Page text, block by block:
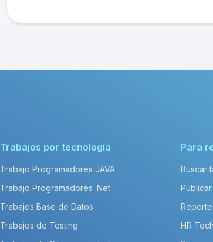
Trabajos por tecnología
Trabajo Programadores JAVA
Trabajo Programadores .Net
Trabajos Base de Datos
Trabajos de Testing
Para
Buscar
HR